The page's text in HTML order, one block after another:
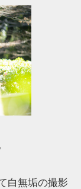
白無垢の撮影